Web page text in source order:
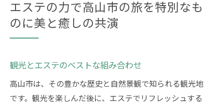
エステの力で高山市の旅を特別なも
のに美と癒しの共演
観光とエステのベストな組み合わせ
高山市は、その豊かな歴史と自然景観で知られる観光地
です。観光を楽しんだ後に、エステでリフレッシュする